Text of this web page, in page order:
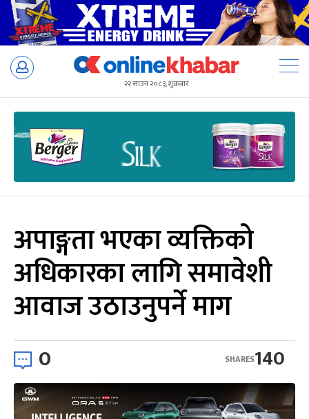
Skip
२२ साउन २०८३, शुक्रबार
अपाङ्गता भएका व्यक्तिको
अधिकारका लागि समावेशी
आवाज उठाउनुपर्ने माग
0 140
SHARES